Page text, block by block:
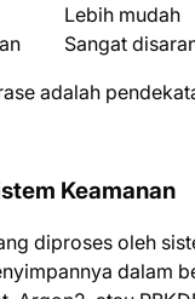
Lebih mudah
Sangat
adalah
Keamanan
diproses oleh
dalam